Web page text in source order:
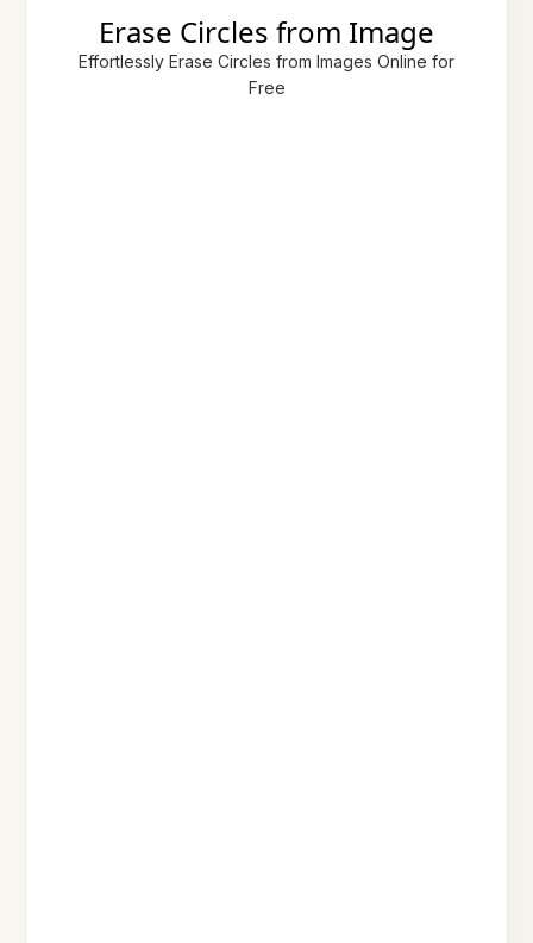
Erase Circles from Image
Effortlessly Erase Circles from Images Online for
Free